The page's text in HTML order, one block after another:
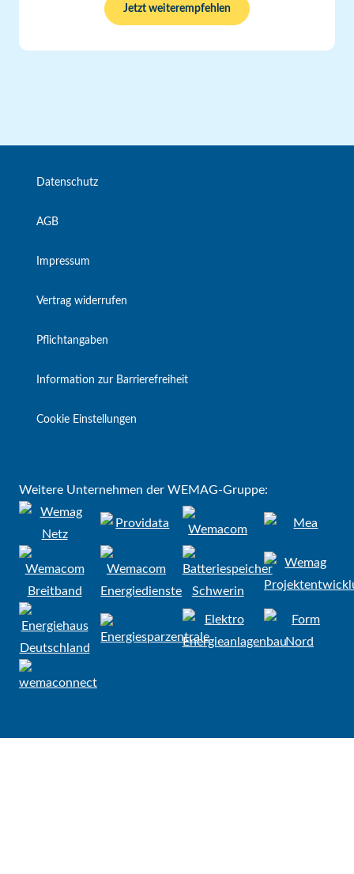
Jetzt weiterempfehlen
Datenschutz
AGB
Impressum
Vertrag widerrufen
Pflichtangaben
Information zur Barrierefreiheit
Cookie Einstellungen
Weitere Unternehmen der WEMAG-Gruppe: